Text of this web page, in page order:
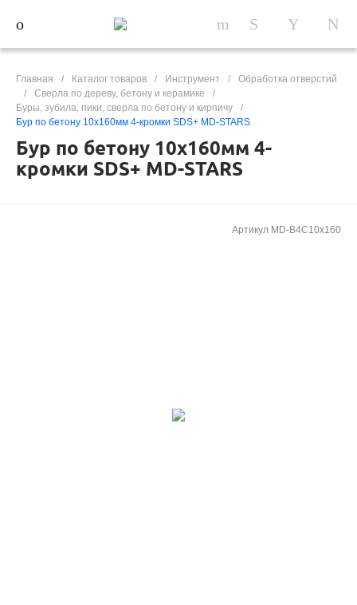
Главная / Каталог товаров / Инструмент /
Обработка отверстий
/
Сверла по дереву, бетону и керамике
/
Буры, зубила, пики, сверла по бетону и кирпичу
/
Бур по бетону 10х160мм 4-кромки SDS+ MD-STARS
Бур по бетону 10х160мм 4-
кромки SDS+ MD-STARS
Артикул MD-B4C10x160